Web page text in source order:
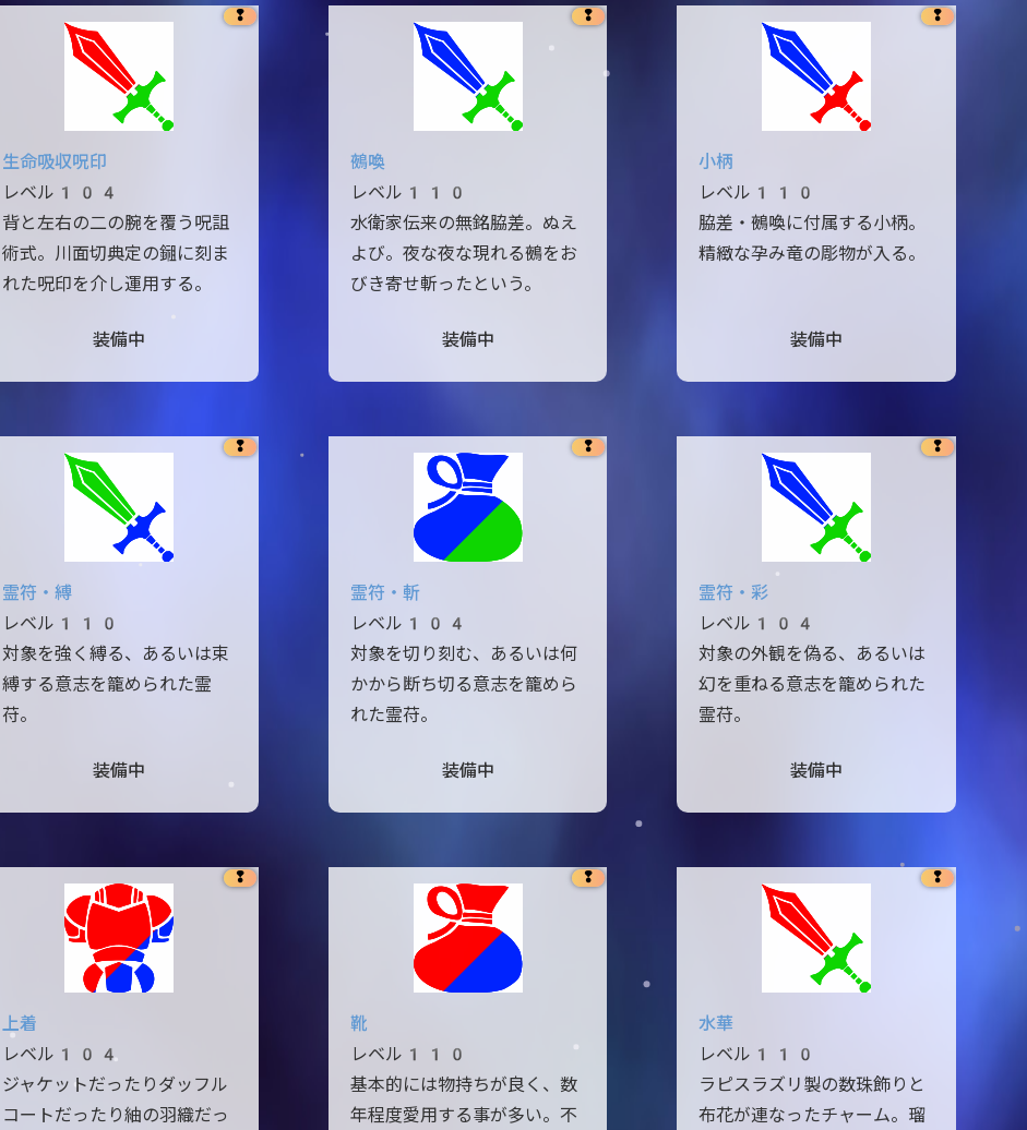
❢
生命吸収呪印
レベル104
背と左右の二の腕を覆う呪詛
術式。川面切典定の鎺に刻ま
れた呪印を介し運用する。
装備中
❢
鵺喚
レベル110
水衛家伝来の無銘脇差。ぬえ
よび。夜な夜な現れる鵺をお
びき寄せ斬ったという。
装備中
❢
小柄
レベル110
脇差・鵺喚に付属する小柄。
精緻な孕み竜の彫物が入る。
装備中
❢
霊符・縛
レベル110
対象を強く縛る、あるいは束
縛する意志を籠められた霊
苻。
装備中
❢
霊符・斬
レベル104
対象を切り刻む、あるいは何
かから断ち切る意志を籠めら
れた霊苻。
装備中
❢
霊符・彩
レベル104
対象の外観を偽る、あるいは
幻を重ねる意志を籠められた
霊苻。
装備中
❢
上着
レベル104
ジャケットだったりダッフル
コートだったり紬の羽織だっ
❢
靴
レベル110
基本的には物持ちが良く、数
年程度愛用する事が多い。不
❢
水華
レベル110
ラピスラズリ製の数珠飾りと
布花が連なったチャーム。瑠